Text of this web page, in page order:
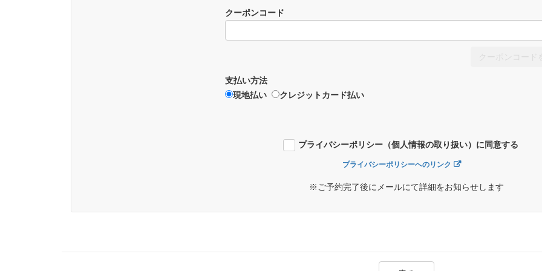
クーポンコード
支払い方法
現地払い
クレジットカード払い
プライバシーポリシー（個人情報の取り扱い）に同意する
プライバシーポリシーへのリンク
※ご予約完了後にメールにて詳細をお知らせします